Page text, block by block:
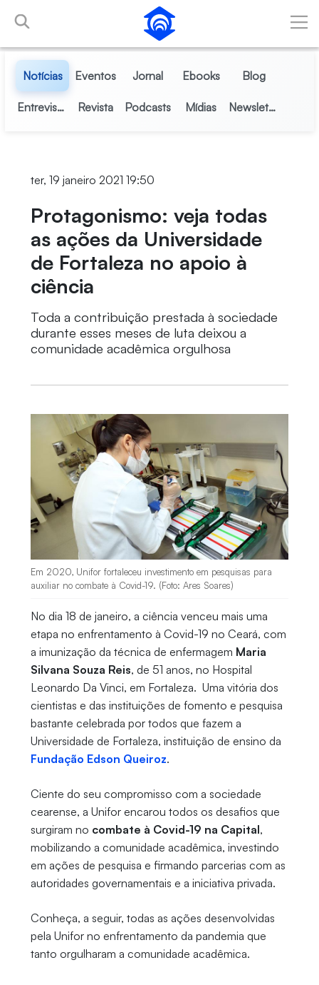
Pular para o Conteúdo principal
Notícias Eventos Jornal Ebooks Blog
Entrevistas Revista Podcasts Mídias Newsletter
ter, 19 janeiro 2021 19:50
Protagonismo: veja todas
as ações da Universidade
de Fortaleza no apoio à
ciência
Toda a contribuição prestada à sociedade
durante esses meses de luta deixou a
comunidade acadêmica orgulhosa
Em 2020, Unifor fortaleceu investimento em pesquisas para
auxiliar no combate à Covid-19. (Foto: Ares Soares)
No dia 18 de janeiro, a ciência venceu mais uma
etapa no enfrentamento à Covid-19 no Ceará, com
a imunização da técnica de enfermagem Maria
Silvana Souza Reis, de 51 anos, no Hospital
Leonardo Da Vinci, em Fortaleza. Uma vitória dos
cientistas e das instituições de fomento e pesquisa
bastante celebrada por todos que fazem a
Universidade de Fortaleza, instituição de ensino da
Fundação Edson Queiroz.
Ciente do seu compromisso com a sociedade
cearense, a Unifor encarou todos os desafios que
surgiram no combate à Covid-19 na Capital,
mobilizando a comunidade acadêmica, investindo
em ações de pesquisa e firmando parcerias com as
autoridades governamentais e a iniciativa privada.
Conheça, a seguir, todas as ações desenvolvidas
pela Unifor no enfrentamento da pandemia que
tanto orgulharam a comunidade acadêmica.